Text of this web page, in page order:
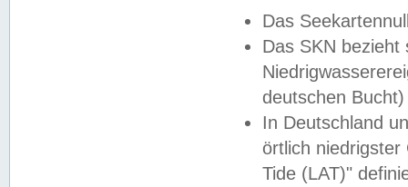
Das
Das SKN
deutschen
In Deutschland
örtlich
Tide (LAT)"